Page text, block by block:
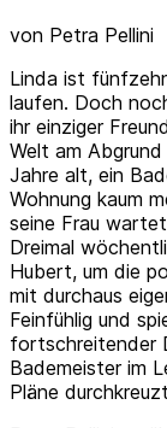
von Petra Pellini
Linda ist
laufen. Doch
ihr einziger
Welt am
Jahre alt, ein
Wohnung kaum
seine Frau
Dreimal
Hubert, um die
mit durchaus
Feinfühlig und
fortschreitender
Bademeister im
Pläne